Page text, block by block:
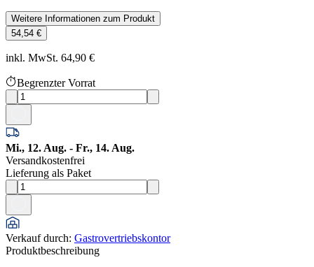
Weitere Informationen zum Produkt
54,54 €
inkl. MwSt. 64,90 €
Begrenzter Vorrat
Mi., 12. Aug. - Fr., 14. Aug.
Versandkostenfrei
Lieferung als Paket
Verkauf durch: Gastrovertriebskontor
Produktbeschreibung